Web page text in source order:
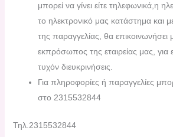
μπορεί να γίνει είτε τηλεφωνικά,η
το ηλεκτρονικό μας κατάστημα και
της παραγγελίας, θα επικοινωνήσει
εκπρόσωπος της εταιρείας μας, για
τυχόν διευκρινήσεις.
Για πληροφορίες ή παραγγελίες
στο 2315532844
Τηλ.2315532844